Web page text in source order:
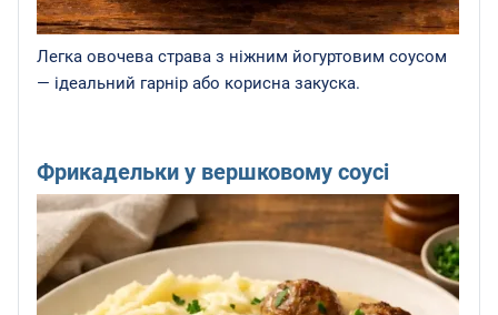
Легка овочева страва з ніжним йогуртовим соусом
— ідеальний гарнір або корисна закуска.
Фрикадельки у вершковому соусі